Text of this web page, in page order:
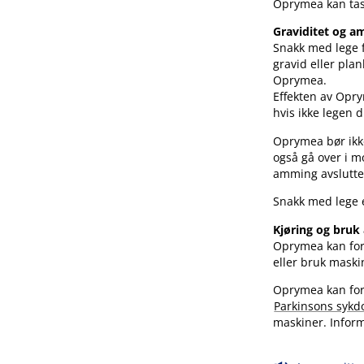
Oprymea kan
Graviditet og
Snakk med
gravid eller
Oprymea.
Effekten av
hvis ikke legen
Oprymea bør
også gå over i
amming
Snakk med
Kjøring og
Oprymea kan
eller bruk
Oprymea kan
Parkinsons
maskiner.